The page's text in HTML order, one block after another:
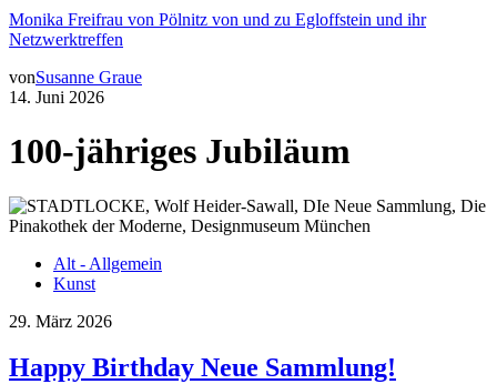
Monika Freifrau von Pölnitz von und zu Egloffstein und ihr
Netzwerktreffen
vonSusanne Graue
14. Juni 2026
100-jähriges Jubiläum
Alt - Allgemein
Kunst
29. März 2026
Happy Birthday Neue Sammlung!